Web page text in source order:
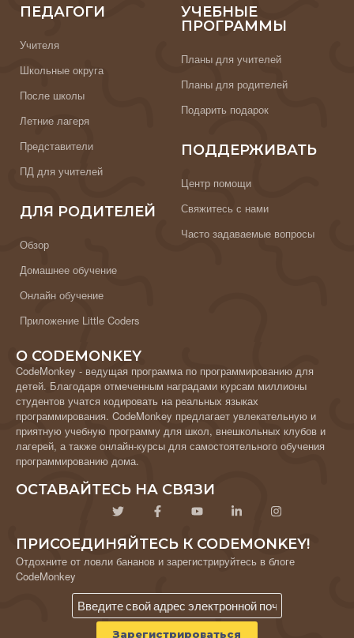
ПЕДАГОГИ
Учителя
Школьные округа
После школы
Летние лагеря
Представители
ПД для учителей
ДЛЯ РОДИТЕЛЕЙ
Обзор
Домашнее обучение
Онлайн обучение
Приложение Little Coders
УЧЕБНЫЕ
ПРОГРАММЫ
Планы для учителей
Планы для родителей
Подарить подарок
ПОДДЕРЖИВАТЬ
Центр помощи
Свяжитесь с нами
Часто задаваемые вопросы
О CODEMONKEY
CodeMonkey - ведущая программа по программированию для
детей. Благодаря отмеченным наградами курсам миллионы
студентов учатся кодировать на реальных языках
программирования. CodeMonkey предлагает увлекательную и
приятную учебную программу для школ, внешкольных клубов и
лагерей, а также онлайн-курсы для самостоятельного обучения
программированию дома.
ОСТАВАЙТЕСЬ НА СВЯЗИ
ПРИСОЕДИНЯЙТЕСЬ К CODEMONKEY!
Отдохните от ловли бананов и зарегистрируйтесь в блоге
CodeMonkey